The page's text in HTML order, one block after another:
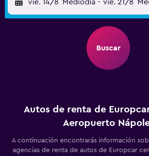
vie. 14/8 Mediodía - vie. 21/8
Buscar
Autos de renta de
Aeropuerto
A continuación encontrarás información
agencias de renta de autos de Europcar